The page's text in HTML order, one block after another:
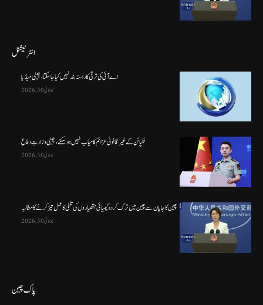
انٹرنیشنل
اے آئی کی ترقی کا راستہ بند نہیں کیا جا سکتا، چینی میڈیا
جولائی 30, 2026
فلپائن کے غیر قانونی عزائم کامیاب نہیں ہو سکتے ، چینی وزارتِ دفاع
جولائی 30, 2026
چین کا جاپان سے چین میں ترک کردہ کیمیائی ہتھیاروں کی تلفی کا عمل تیز کرنے کا مطالبہ
جولائی 30, 2026
پاک چین